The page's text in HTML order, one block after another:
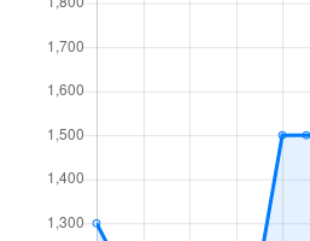
北１９条東
北２０条東
2,200万円
北２０条東
1,600万円